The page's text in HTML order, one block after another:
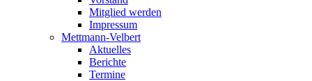
Mitglied werden
Impressum
Mettmann-Velbert
Aktuelles
Berichte
Termine